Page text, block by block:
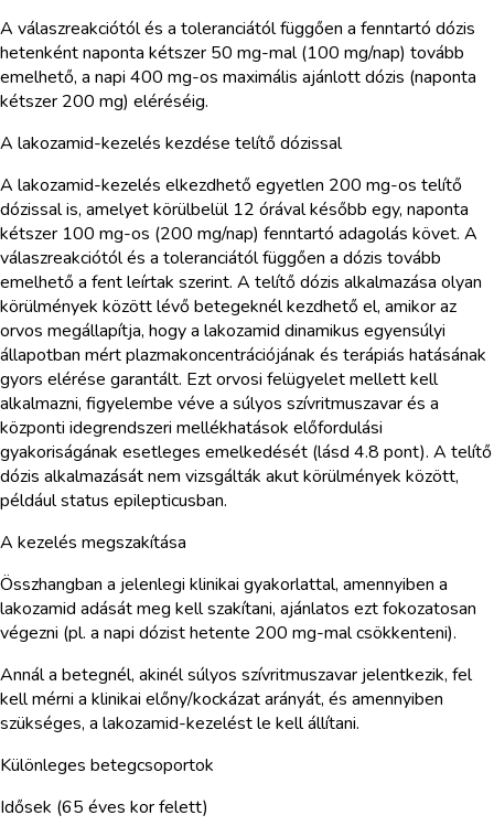
A válaszreakciótól és a toleranciától függően a fenntartó dózis
hetenként naponta kétszer 50 mg-mal (100 mg/nap) tovább
emelhető, a napi 400 mg-os maximális ajánlott dózis (naponta
kétszer 200 mg) eléréséig.
A lakozamid-kezelés kezdése telítő dózissal
A lakozamid-kezelés elkezdhető egyetlen 200 mg-os telítő
dózissal is, amelyet körülbelül 12 órával később egy, naponta
kétszer 100 mg-os (200 mg/nap) fenntartó adagolás követ. A
válaszreakciótól és a toleranciától függően a dózis tovább
emelhető a fent leírtak szerint. A telítő dózis alkalmazása olyan
körülmények között lévő betegeknél kezdhető el, amikor az
orvos megállapítja, hogy a lakozamid dinamikus egyensúlyi
állapotban mért plazmakoncentrációjának és terápiás hatásának
gyors elérése garantált. Ezt orvosi felügyelet mellett kell
alkalmazni, figyelembe véve a súlyos szívritmuszavar és a
központi idegrendszeri mellékhatások előfordulási
gyakoriságának esetleges emelkedését (lásd 4.8 pont). A telítő
dózis alkalmazását nem vizsgálták akut körülmények között,
például status epilepticusban.
A kezelés megszakítása
Összhangban a jelenlegi klinikai gyakorlattal, amennyiben a
lakozamid adását meg kell szakítani, ajánlatos ezt fokozatosan
végezni (pl. a napi dózist hetente 200 mg-mal csökkenteni).
Annál a betegnél, akinél súlyos szívritmuszavar jelentkezik, fel
kell mérni a klinikai előny/kockázat arányát, és amennyiben
szükséges, a lakozamid-kezelést le kell állítani.
Különleges betegcsoportok
Idősek (65 éves kor felett)